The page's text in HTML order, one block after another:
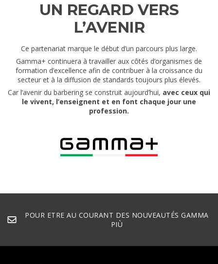
UN REGARD VERS
L’AVENIR
Ce partenariat marque le début d’un parcours plus large.
Gamma+ continuera à travailler aux côtés d’organismes de
formation d’excellence afin de contribuer à la croissance du
secteur et à la diffusion de standards toujours plus élevés.
Car l’avenir du barbering se construit aujourd’hui, avec ceux qui
le vivent, l’enseignent et en font chaque jour une
profession.
POUR ETRE AU COURANT DES NOUVEAUTÉS GAMMA
PIÙ